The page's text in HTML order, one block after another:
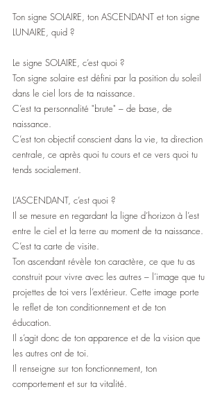
Ton signe SOLAIRE, ton ASCENDANT et ton signe
LUNAIRE, quid ?
Le signe SOLAIRE, c’est quoi ?
Ton signe solaire est défini par la position du soleil
dans le ciel lors de ta naissance.
C’est ta personnalité "brute" – de base, de
naissance.
C’est ton objectif conscient dans la vie, ta direction
centrale, ce après quoi tu cours et ce vers quoi tu
tends socialement.
L’ASCENDANT, c’est quoi ?
Il se mesure en regardant la ligne d’horizon à l’est
entre le ciel et la terre au moment de ta naissance.
C’est ta carte de visite.
Ton ascendant révèle ton caractère, ce que tu as
construit pour vivre avec les autres – l’image que tu
projettes de toi vers l’extérieur. Cette image porte
le reflet de ton conditionnement et de ton
éducation.
Il s’agit donc de ton apparence et de la vision que
les autres ont de toi.
Il renseigne sur ton fonctionnement, ton
comportement et sur ta vitalité.